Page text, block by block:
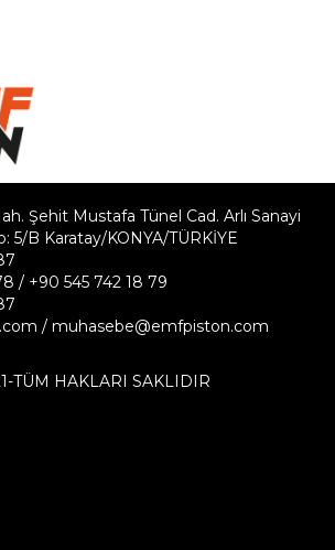
Şehit Mustafa Tünel Cad. Arlı Sanayi
5/B Karatay/KONYA/TÜRKİYE
/ +90 545 742 18 79
/ muhasebe@emfpiston.com
TÜM HAKLARI SAKLIDIR